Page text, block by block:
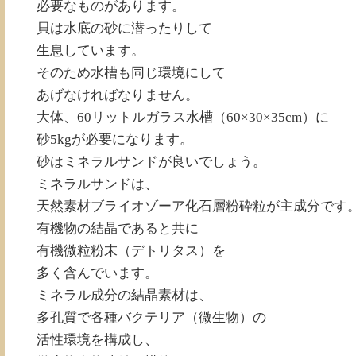
必要なものがあります。
貝は水底の砂に潜ったりして
生息しています。
そのため水槽も同じ環境にして
あげなければなりません。
大体、60リットルガラス水槽（60×30×35cm）に
砂5kgが必要になります。
砂はミネラルサンドが良いでしょう。
ミネラルサンドは、
天然素材ブライオゾーア化石層粉砕粒が主成分です
有機物の結晶であると共に
有機微粒粉末（デトリタス）を
多く含んでいます。
ミネラル成分の結晶素材は、
多孔質で各種バクテリア（微生物）の
活性環境を構成し、